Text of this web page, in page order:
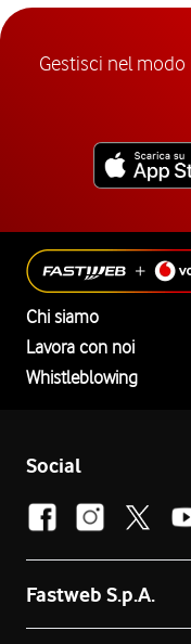
Gestisci nel
Chi siamo
Lavora con noi
Whistleblowing
Social
Fastweb S.p.A.